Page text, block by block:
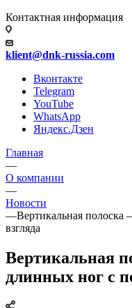
Контактная информация
klient@dnk-russia.com
Вконтакте
Telegram
YouTube
WhatsApp
Яндекс.Дзен
Главная
—
О компании
—
Новости
—Вертикальная
взгляда
Вертикальная
длинных ног с